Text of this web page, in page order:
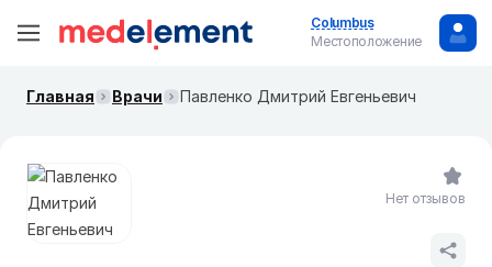
Columbus
Местоположение
Главная Врачи Павленко Дмитрий Евгеньевич
Нет отзывов